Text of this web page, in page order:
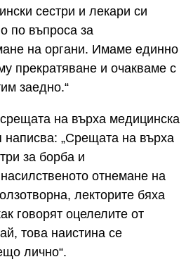
сестри и лекари си
по въпроса за
на органи. Имаме единно
прекратяване и очакваме с
заедно.“
на върха медицинска
написва: „Срещата на върха
за борба и
отнемане на
лекторите бяха
говорят оцелелите от
това наистина се
лично“.